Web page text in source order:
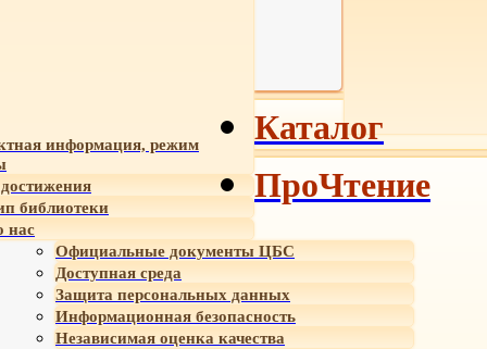
информация, режим
библиотеки
нас
Официальные документы ЦБС
Доступная среда
Защита персональных данных
Информационная безопасность
Независимая оценка качества
Каталог
ПроЧтение